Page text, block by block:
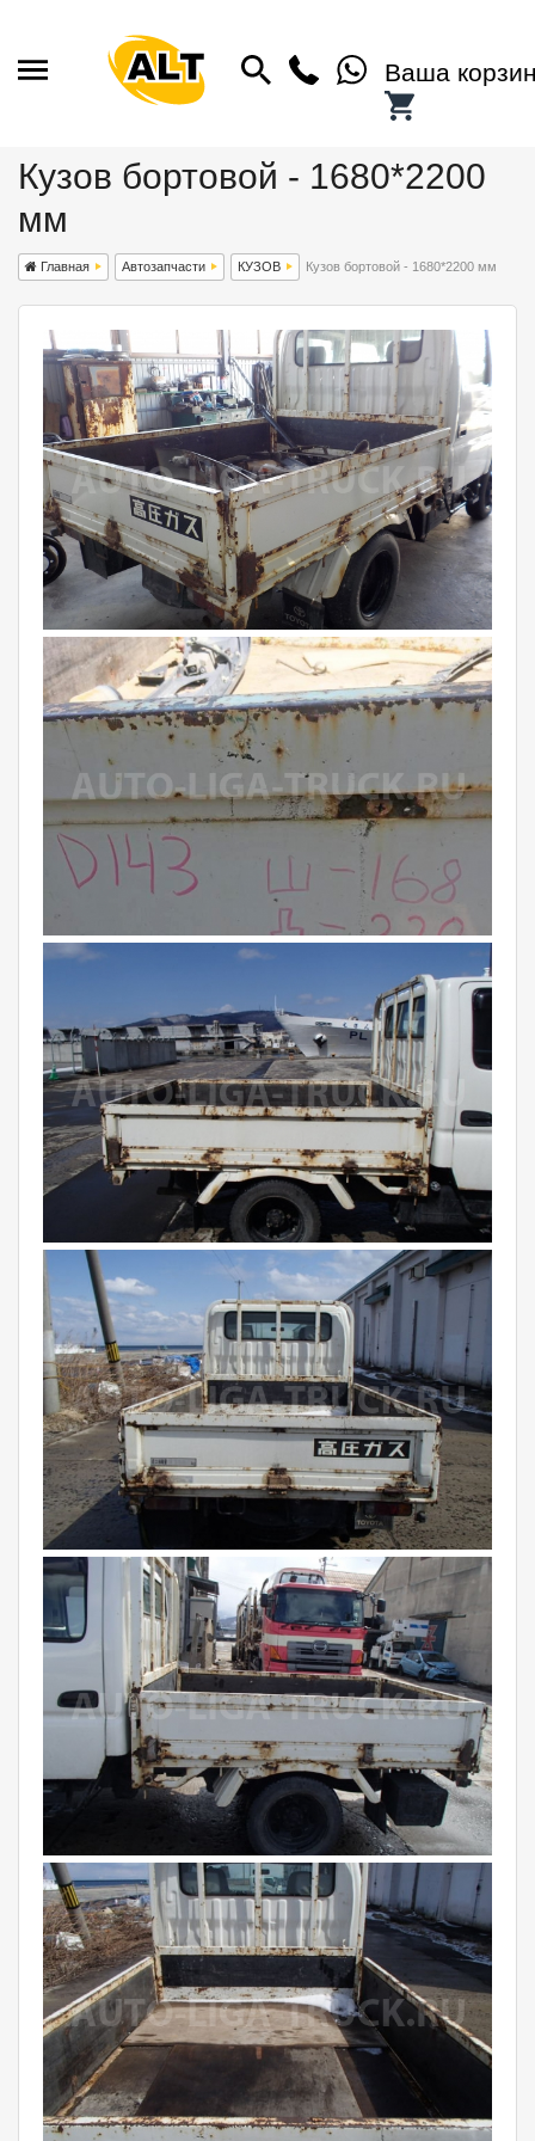
Ваша
Кузов бортовой - 1680*2200
мм
Главная Автозапчасти КУЗОВ Кузов бортовой - 1680*2200 мм